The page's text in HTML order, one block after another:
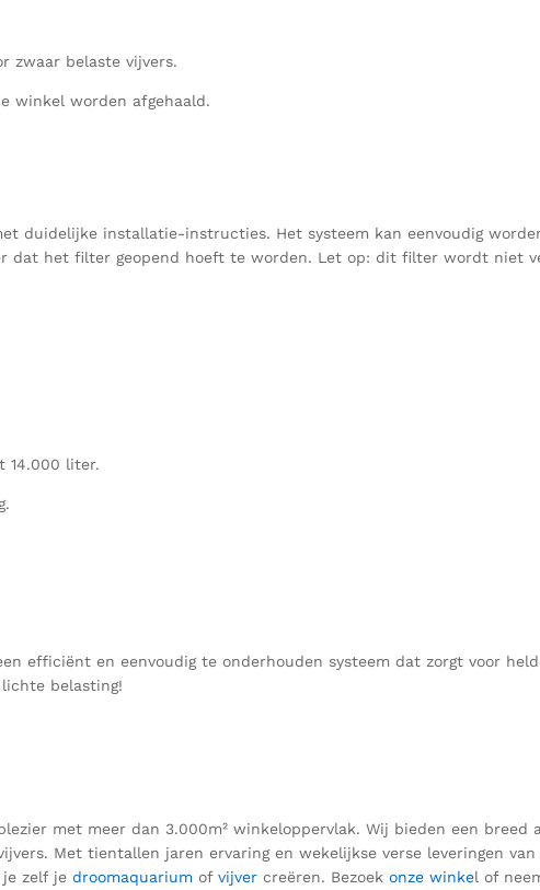
zwaar belaste vijvers.
winkel worden afgehaald.
duidelijke installatie-instructies. Het systeem kan eenvoudig
dat het filter geopend hoeft te worden. Let op: dit filter wordt niet
14.000 liter.
efficiënt en eenvoudig te onderhouden systeem dat zorgt voor
belasting!
met meer dan 3.000m² winkeloppervlak. Wij bieden een breed
Met tientallen jaren ervaring en wekelijkse verse leveringen
zelf je droomaquarium of vijver creëren. Bezoek onze winkel of